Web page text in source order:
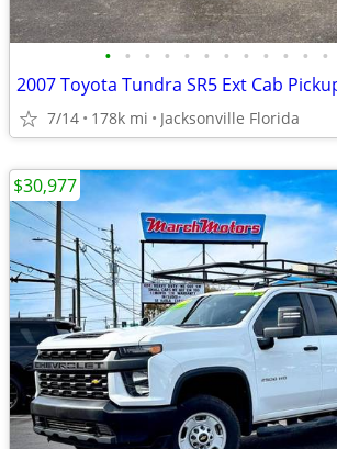
• • • • • • • • • • • •
2007 Toyota Tundra SR5 Ext Cab
7/14 178k mi Jacksonville Florida
$30,977